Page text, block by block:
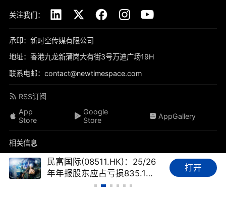
关注我们：
承印：新时空传媒有限公司
地址：香港九龙新蒲岗大有街3号万迪广场19H
联系电邮：contact@newtimespace.com
RSS订阅
App
Store
Google
Store
AppGallery
相关信息
关于我们
免责声明 隐私政策 联系我们
加入我们
品牌素材
我要投稿 标签库 友情链接 财经FAQ
民富国际(08511.HK)：25/26
年年报股东应占亏损835.1万
港元，亏损同比收窄69.45%
打开